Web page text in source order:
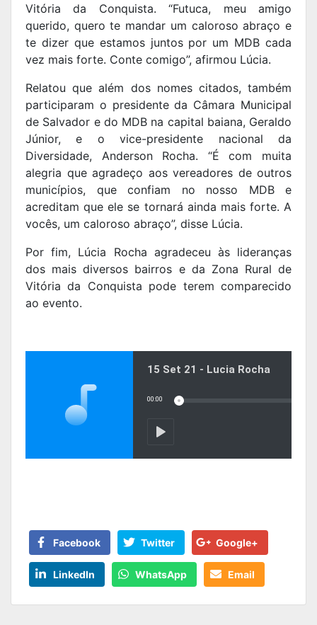
Vitória da Conquista. “Futuca, meu amigo
querido, quero te mandar um caloroso abraço e
te dizer que estamos juntos por um MDB cada
vez mais forte. Conte comigo”, afirmou Lúcia.
Relatou que além dos nomes citados, também
participaram o presidente da Câmara Municipal
de Salvador e do MDB na capital baiana, Geraldo
Júnior, e o vice-presidente nacional da
Diversidade, Anderson Rocha. “É com muita
alegria que agradeço aos vereadores de outros
municípios, que confiam no nosso MDB e
acreditam que ele se tornará ainda mais forte. A
vocês, um caloroso abraço”, disse Lúcia.
Por fim, Lúcia Rocha agradeceu às lideranças
dos mais diversos bairros e da Zona Rural de
Vitória da Conquista pode terem comparecido
ao evento.
Facebook Twitter Google+
LinkedIn WhatsApp Email